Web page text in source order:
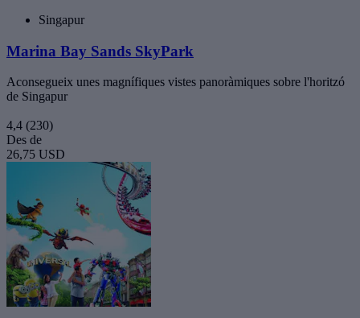
Singapur
Marina Bay Sands SkyPark
Aconsegueix unes magnífiques vistes panoràmiques sobre l'horitzó
de Singapur
4,4 (230)
Des de
26,75 USD